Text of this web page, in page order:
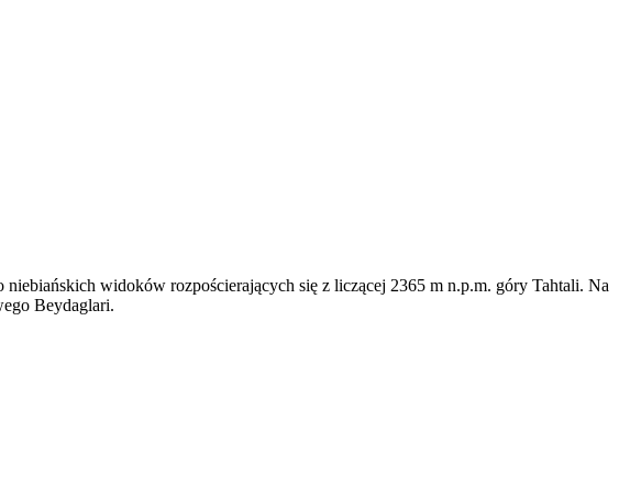
widoków rozpościerających się z liczącej 2365 m n.p.m. góry Tahtali. Na
Beydaglari.